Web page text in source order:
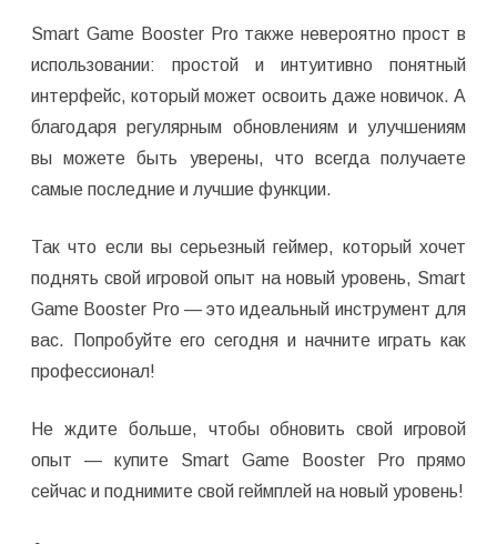
Smart Game Booster Pro также невероятно прост в
использовании: простой и интуитивно понятный
интерфейс, который может освоить даже новичок. А
благодаря регулярным обновлениям и улучшениям
вы можете быть уверены, что всегда получаете
самые последние и лучшие функции.
Так что если вы серьезный геймер, который хочет
поднять свой игровой опыт на новый уровень, Smart
Game Booster Pro — это идеальный инструмент для
вас. Попробуйте его сегодня и начните играть как
профессионал!
Не ждите больше, чтобы обновить свой игровой
опыт — купите Smart Game Booster Pro прямо
сейчас и поднимите свой геймплей на новый уровень!